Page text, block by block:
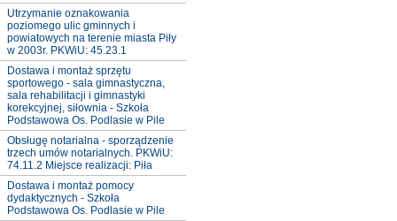
Utrzymanie oznakowania
poziomego ulic gminnych i
powiatowych na terenie miasta Piły
w 2003r. PKWiU: 45.23.1
Dostawa i montaż sprzętu
sportowego - sala gimnastyczna,
sala rehabilitacji i gimnastyki
korekcyjnej, siłownia - Szkoła
Podstawowa Os. Podlasie w Pile
Obsługę notarialna - sporządzenie
trzech umów notarialnych. PKWiU:
74.11.2 Miejsce realizacji: Piła
Dostawa i montaż pomocy
dydaktycznych - Szkoła
Podstawowa Os. Podlasie w Pile